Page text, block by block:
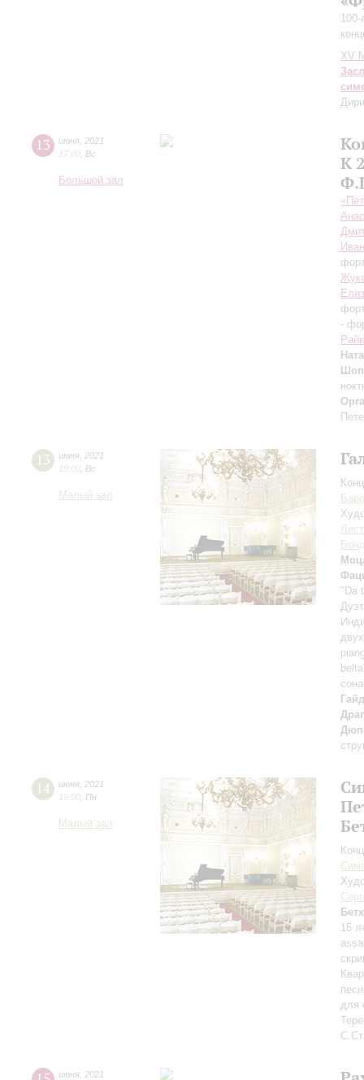
100-
XV
13 июня 2021
17:00 Вс
Большой зал
К
-
13 июня 2021
19:00 Вс
Малый зал
"Da
14 июня 2021
19:00 Пн
Малый зал
15
для
июня 2021